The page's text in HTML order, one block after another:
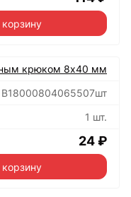
корзину
крюком 8х40 мм
В18000804065507шт
1 шт.
24 ₽
корзину